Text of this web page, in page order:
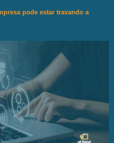
pode estar travando a